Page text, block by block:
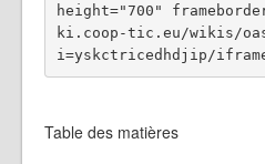
height="700"
ki.coop-tic.eu/wikis/
Table des matières